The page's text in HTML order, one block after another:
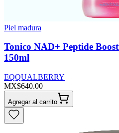
Piel madura
Tonico NAD+ Peptide
150ml
EQQUALBERRY
MX$640.00
Agregar al carrito